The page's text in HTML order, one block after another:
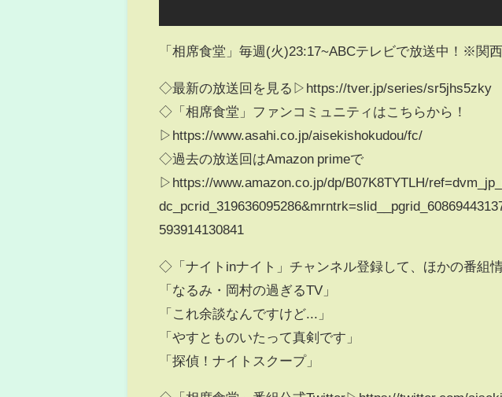
「相席食堂」毎週(火)23:17~ABCテレビで放送中！※関
◇最新の放送回を見る▷https://tver.jp/series/sr5jhs5zky
◇「相席食堂」ファンコミュニティはこちらから！
▷https://www.asahi.co.jp/aisekishokudou/fc/
◇過去の放送回はAmazon primeで
▷https://www.amazon.co.jp/dp/B07K8TYTLH/
593914130841
◇「ナイトinナイト」チャンネル登録して、ほかの番組
「なるみ・岡村の過ぎるTV」
「これ余談なんですけど...」
「やすとものいたって真剣です」
「探偵！ナイトスクープ」